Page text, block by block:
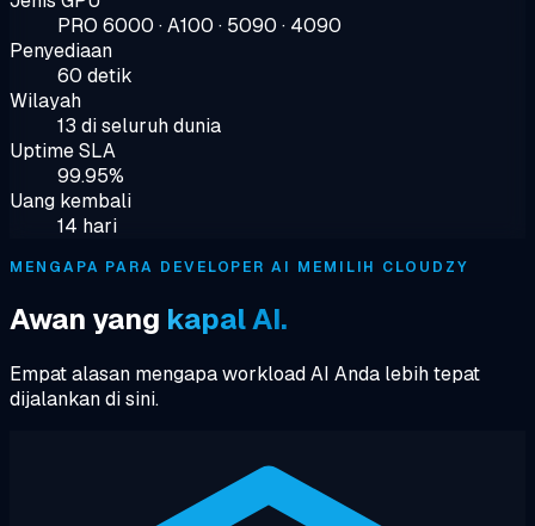
PRO 6000 · A100 · 5090 · 4090
Penyediaan
60 detik
Wilayah
13 di seluruh dunia
Uptime SLA
99.95%
Uang kembali
14 hari
MENGAPA PARA DEVELOPER AI MEMILIH CLOUDZY
Awan yang kapal AI.
Empat alasan mengapa workload AI Anda lebih tepat
dijalankan di sini.